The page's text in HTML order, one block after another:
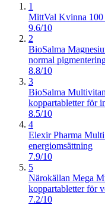
1
MittVal Kvinna 100
9.6/10
2
BioSalma
normal
8.8/10
3
BioSalma
koppartabletter för
8.5/10
4
Elexir Pharma
energiomsättning
7.9/10
5
Närokällan Mega
koppartabletter för
7.2/10